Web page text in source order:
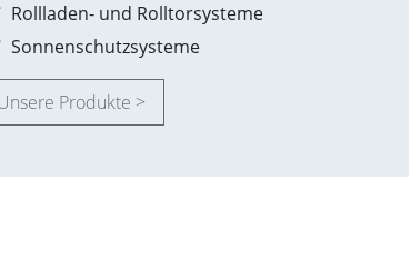
Rollladen- und Rolltorsysteme
Sonnenschutzsysteme
Produkte >